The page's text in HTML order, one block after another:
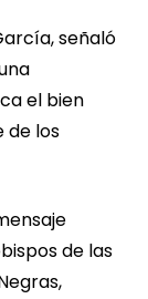
señaló
el bien
de los
de las